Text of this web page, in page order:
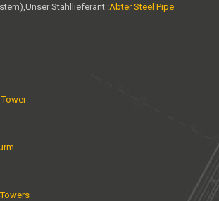
Stahllieferant :Abter Steel Pipe